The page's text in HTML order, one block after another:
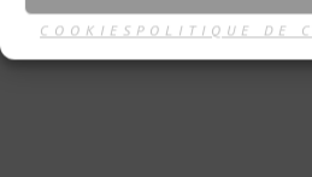
COOKIES POLITIQUE DE